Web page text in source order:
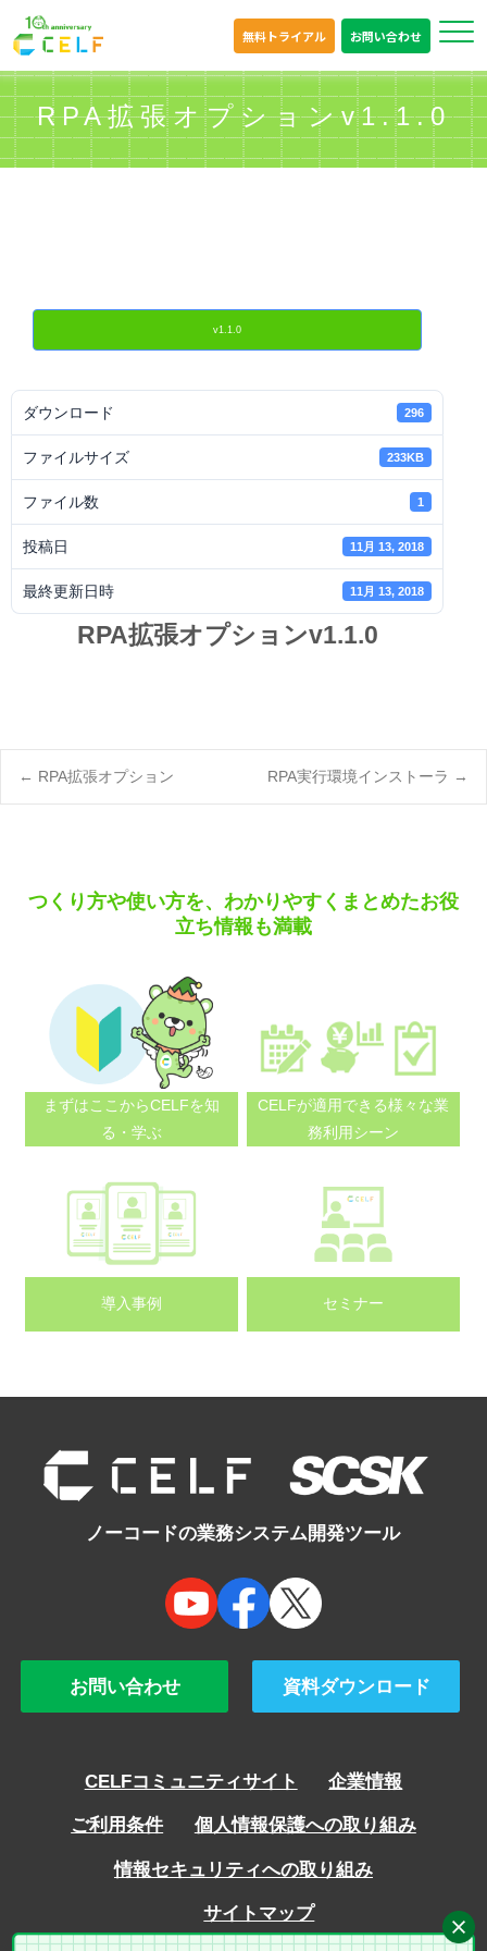
無料トライアル お問い合わせ
RPA拡張オプションv1.1.0
v1.1.0
ダウンロード 296
ファイルサイズ 233KB
ファイル数 1
投稿日 11月 13, 2018
最終更新日時 11月 13, 2018
RPA拡張オプションv1.1.0
Post
← RPA拡張オプション RPA実行環境インストーラ →
つくり方や使い方を、わかりやすくまとめたお役
立ち情報も満載
まずはここからCELFを知
る・学ぶ
CELFが適用できる様々な業
務利用シーン
導入事例 セミナー
ノーコードの業務システム開発ツール
お問い合わせ 資料ダウンロード
CELFコミュニティサイト 企業情報
ご利用条件 個人情報保護への取り組み
情報セキュリティへの取り組み
サイトマップ